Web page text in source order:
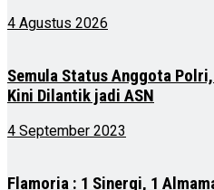
4 Agustus 2026
Semula Status Anggota
Kini Dilantik jadi ASN
4 September 2023
Flamoria : 1 Sinergi, 1